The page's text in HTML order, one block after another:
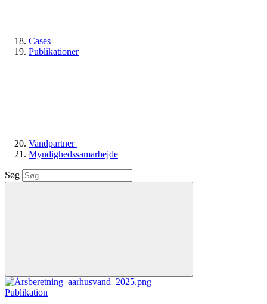
Cases
Publikationer
Vandpartner
Myndighedssamarbejde
Søg
Publikation